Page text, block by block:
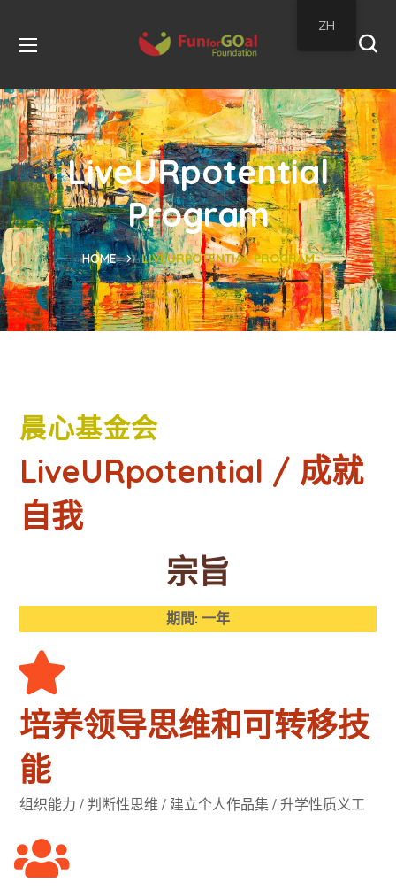
LiveURpotential
Program
HOME LIVEURPOTENTIAL PROGRAM
晨心基金会
LiveURpotential / 成就
自我
宗旨
期間: 一年
培养领导思维和可转移技
能
组织能力 / 判断性思维 / 建立个人作品集 / 升学性质义工
ZH